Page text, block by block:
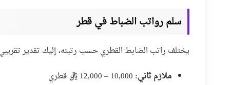
سلم رواتب الضباط في قطر
يختلف راتب الضابط القطري حسب رتبته، إليك تقدير
ملازم ثاني: